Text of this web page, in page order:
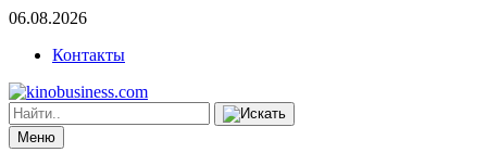
06.08.2026
Контакты
Меню